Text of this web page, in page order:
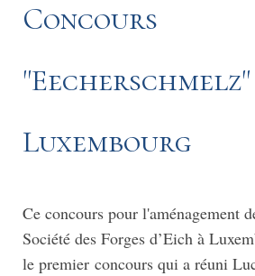
Concours
Luxembourg
Ce concours pour l'aménagement
Société des Forges d’Eich à
le premier concours qui a réuni